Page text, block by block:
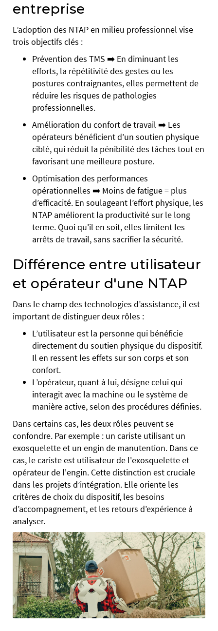
entreprise
L’adoption des NTAP en milieu professionnel vise
trois objectifs clés :
Prévention des TMS ➡️ En diminuant les
efforts, la répétitivité des gestes ou les
postures contraignantes, elles permettent de
réduire les risques de pathologies
professionnelles.
Amélioration du confort de travail ➡️ Les
opérateurs bénéficient d’un soutien physique
ciblé, qui réduit la pénibilité des tâches tout en
favorisant une meilleure posture.
Optimisation des performances
opérationnelles ➡️ Moins de fatigue = plus
d’efficacité. En soulageant l’effort physique, les
NTAP améliorent la productivité sur le long
terme. Quoi qu'il en soit, elles limitent les
arrêts de travail, sans sacrifier la sécurité.
Différence entre utilisateur
et opérateur d'une NTAP
Dans le champ des technologies d’assistance, il est
important de distinguer deux rôles :
L’utilisateur est la personne qui bénéficie
directement du soutien physique du dispositif.
Il en ressent les effets sur son corps et son
confort.
L’opérateur, quant à lui, désigne celui qui
interagit avec la machine ou le système de
manière active, selon des procédures définies.
Dans certains cas, les deux rôles peuvent se
confondre. Par exemple : un cariste utilisant un
exosquelette et un engin de manutention. Dans ce
cas, le cariste est utilisateur de l'exosquelette et
opérateur de l'engin. Cette distinction est cruciale
dans les projets d’intégration. Elle oriente les
critères de choix du dispositif, les besoins
d’accompagnement, et les retours d’expérience à
analyser.